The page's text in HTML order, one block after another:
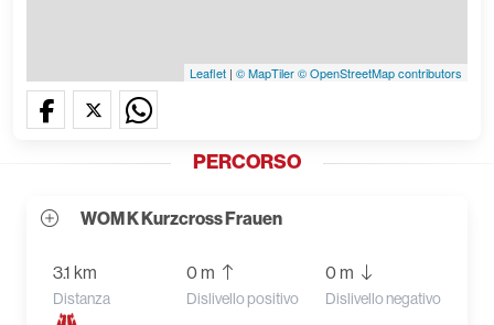
Leaflet | © MapTiler© OpenStreetMap contributors
PERCORSO
WOM K Kurzcross Frauen
3.1 km
Distanza
0 m
Dislivello positivo
0 m
Dislivello negativo